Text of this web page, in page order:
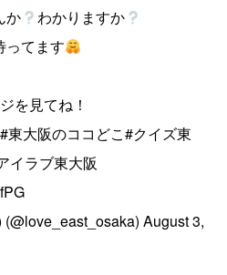
か
わかりますか
ってます
を見てね！
#東大阪のココどこ#クイズ東
イラブ東大阪
August 3,